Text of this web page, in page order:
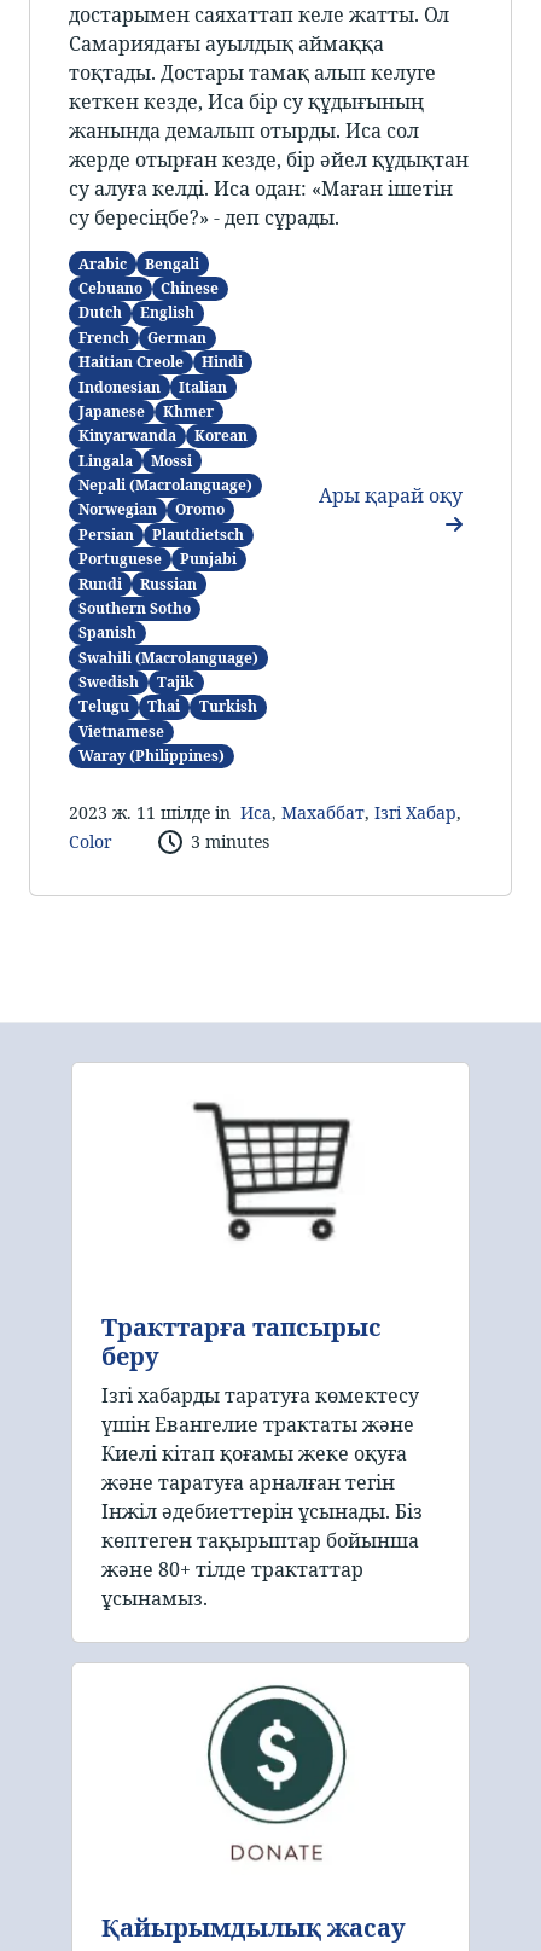
достарымен саяхаттап келе жатты. Ол
Самариядағы ауылдық аймаққа
тоқтады. Достары тамақ алып келуге
кеткен кезде, Иса бір су құдығының
жанында демалып отырды. Иса сол
жерде отырған кезде, бір әйел құдықтан
су алуға келді. Иса одан: «Маған ішетін
су бересіңбе?» - деп сұрады.
Arabic
Bengali
Cebuano
Chinese
Dutch
English
French
German
Haitian Creole
Hindi
Indonesian
Italian
Japanese
Khmer
Kinyarwanda
Korean
Lingala
Mossi
Nepali (Macrolanguage)
Norwegian
Oromo
Persian
Plautdietsch
Portuguese
Punjabi
Rundi
Russian
Southern Sotho
Spanish
Swahili (Macrolanguage)
Swedish
Tajik
Telugu
Thai
Turkish
Vietnamese
Waray (Philippines)
Ары қарай оқу
2023 ж. 11 шілде in Иса, Махаббат, Ізгі Хабар,
Color
3 minutes
Тракттарға тапсырыс
беру
Ізгі хабарды таратуға көмектесу
үшін Евангелие трактаты және
Киелі кітап қоғамы жеке оқуға
және таратуға арналған тегін
Інжіл әдебиеттерін ұсынады. Біз
көптеген тақырыптар бойынша
және 80+ тілде трактаттар
ұсынамыз.
Қайырымдылық жасау